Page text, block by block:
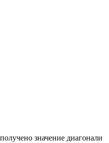
значение диагонали